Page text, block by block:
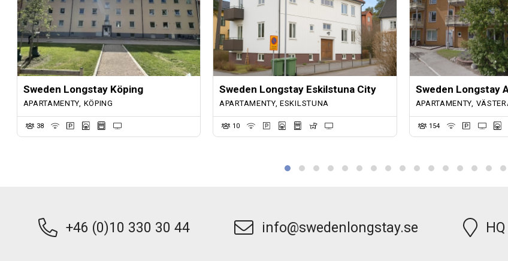
Sweden Longstay Köping
APARTAMENTY, KÖPING
38
Sweden Longstay Eskilstuna City
APARTAMENTY, ESKILSTUNA
10
Sweden Longstay
APARTAMENTY,
154
+46 (0)10 330 30 44 info@swedenlongstay.se